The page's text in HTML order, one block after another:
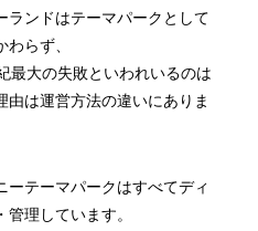
ランドはテーマパークとして
らず、
最大の失敗といわれいるのは
由は運営方法の違いにありま
ーテーマパークはすべてディ
理しています。